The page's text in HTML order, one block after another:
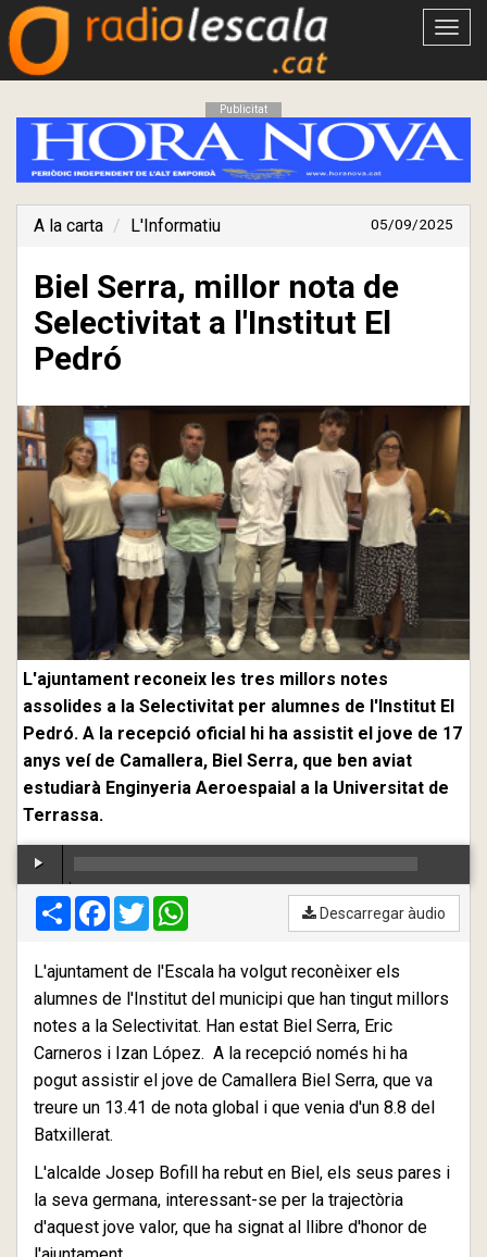
Obrir
Publicitat
A la carta L'Informatiu 05/09/2025
Biel Serra, millor nota de
Selectivitat a l'Institut El
Pedró
L'ajuntament reconeix les tres millors notes
assolides a la Selectivitat per alumnes de l'Institut El
Pedró. A la recepció oficial hi ha assistit el jove de 17
anys veí de Camallera, Biel Serra, que ben aviat
estudiarà Enginyeria Aeroespaial a la Universitat de
Terrassa.
00:00/ 00:00
CompartirFacebook
Twitter Descarregar àudio
L'ajuntament de l'Escala ha volgut reconèixer els
alumnes de l'Institut del municipi que han tingut millors
notes a la Selectivitat. Han estat Biel Serra, Eric
Carneros i Izan López. A la recepció només hi ha
pogut assistir el jove de Camallera Biel Serra, que va
treure un 13.41 de nota global i que venia d'un 8.8 del
Batxillerat.
L'alcalde Josep Bofill ha rebut en Biel, els seus pares i
la seva germana, interessant-se per la trajectòria
d'aquest jove valor, que ha signat al llibre d'honor de